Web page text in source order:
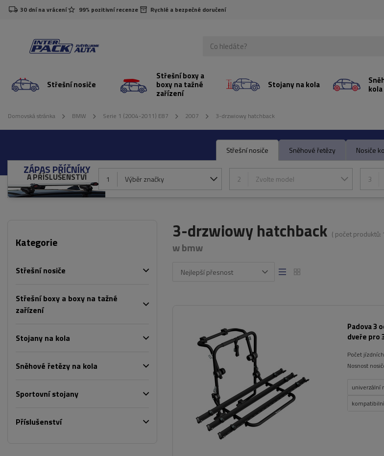
30 dní na vrácení 99% pozitivní recenze Rychlé a bezpečné doručení
Střešní nosiče
Střešní boxy a
boxy na tažné
zařízení
Stojany na kola kola
Domovská stránka BMW Serie 1 (2004-2011) E87 2007 3-drzwiowy hatchback
Střešní nosiče Sněhové řetězy Nosiče
ZÁPAS PŘÍČNÍKY
A PŘÍSLUŠENSTVÍ 1 Výběr značky 2 Zvolte model 3
Kategorie
Střešní nosiče
Střešní boxy a boxy na tažné
zařízení
Stojany na kola
Sněhové řetězy na kola
Sportovní stojany
Příslušenství
3-drzwiowy hatchback ( počet produktů:
w bmw
Nejlepší přesnost
Padova 3
dveře pro
Počet
Nosnost
univerzální